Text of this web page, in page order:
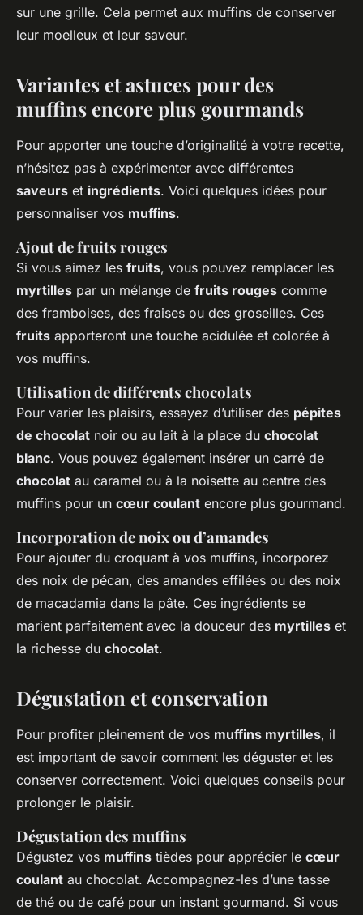
sur une grille. Cela permet aux muffins de conserver
leur moelleux et leur saveur.
Variantes et astuces pour des
muffins encore plus gourmands
Pour apporter une touche d’originalité à votre recette,
n’hésitez pas à expérimenter avec différentes
saveurs et ingrédients. Voici quelques idées pour
personnaliser vos muffins.
Ajout de fruits rouges
Si vous aimez les fruits, vous pouvez remplacer les
myrtilles par un mélange de fruits rouges comme
des framboises, des fraises ou des groseilles. Ces
fruits apporteront une touche acidulée et colorée à
vos muffins.
Utilisation de différents chocolats
Pour varier les plaisirs, essayez d’utiliser des pépites
de chocolat noir ou au lait à la place du chocolat
blanc. Vous pouvez également insérer un carré de
chocolat au caramel ou à la noisette au centre des
muffins pour un cœur coulant encore plus gourmand.
Incorporation de noix ou d’amandes
Pour ajouter du croquant à vos muffins, incorporez
des noix de pécan, des amandes effilées ou des noix
de macadamia dans la pâte. Ces ingrédients se
marient parfaitement avec la douceur des myrtilles et
la richesse du chocolat.
Dégustation et conservation
Pour profiter pleinement de vos muffins myrtilles, il
est important de savoir comment les déguster et les
conserver correctement. Voici quelques conseils pour
prolonger le plaisir.
Dégustation des muffins
Dégustez vos muffins tièdes pour apprécier le cœur
coulant au chocolat. Accompagnez-les d’une tasse
de thé ou de café pour un instant gourmand. Si vous